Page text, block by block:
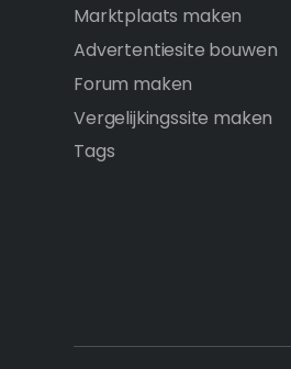
Marktplaats maken
Advertentiesite bouwen
Forum maken
Vergelijkingssite maken
Tags